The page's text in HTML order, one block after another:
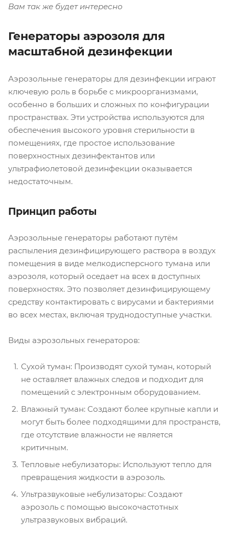
Вам так же будет интересно
Генераторы аэрозоля для
масштабной дезинфекции
Аэрозольные генераторы для дезинфекции играют
ключевую роль в борьбе с микроорганизмами,
особенно в больших и сложных по конфигурации
пространствах. Эти устройства используются для
обеспечения высокого уровня стерильности в
помещениях, где простое использование
поверхностных дезинфектантов или
ультрафиолетовой дезинфекции оказывается
недостаточным.
Принцип работы
Аэрозольные генераторы работают путём
распыления дезинфицирующего раствора в воздух
помещения в виде мелкодисперсного тумана или
аэрозоля, который оседает на всех в доступных
поверхностях. Это позволяет дезинфицирующему
средству контактировать с вирусами и бактериями
во всех местах, включая труднодоступные участки.
Виды аэрозольных генераторов:
Сухой туман: Производят сухой туман, который
не оставляет влажных следов и подходит для
помещений с электронным оборудованием.
Влажный туман: Создают более крупные капли и
могут быть более подходящими для пространств,
где отсутствие влажности не является
критичным.
Тепловые небулизаторы: Используют тепло для
превращения жидкости в аэрозоль.
Ультразвуковые небулизаторы: Создают
аэрозоль с помощью высокочастотных
ультразвуковых вибраций.